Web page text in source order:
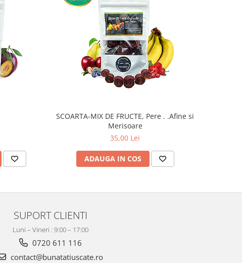
SCOARTA-MIX DE FRUCTE, Pere . .Afine si
Merisoare
35,00 Lei
ADAUGA IN COS
SUPORT CLIENTI
Luni – Vineri : 9:00 – 17:00
0720 611 116
contact@bunatatiuscate.ro